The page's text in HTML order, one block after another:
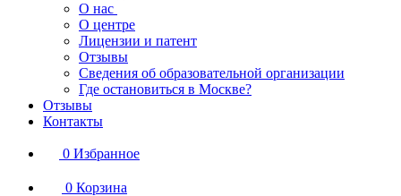
О нас
О центре
Лицензии и патент
Отзывы
Сведения об образовательной организации
Где остановиться в Москве?
Отзывы
Контакты
0 Избранное
0 Корзина